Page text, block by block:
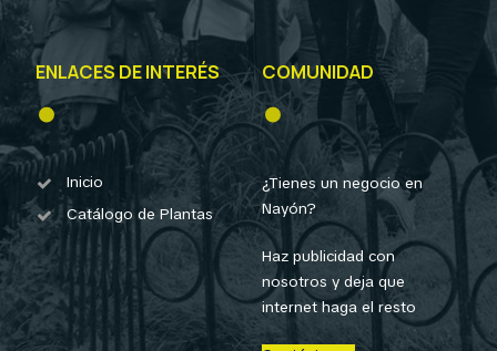
ENLACES DE INTERÉS
Inicio
Catálogo de Plantas
COMUNIDAD
¿Tienes un negocio en
Nayón?
Haz publicidad con
nosotros y deja que
internet haga el resto